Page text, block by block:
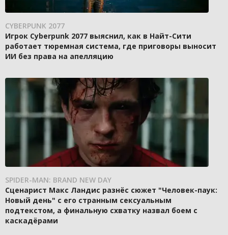
CYBERPUNK 2077
Игрок Cyberpunk 2077 выяснил, как в Найт-Сити
работает тюремная система, где приговоры выносит
ИИ без права на апелляцию
SPIDER-MAN: BRAND NEW DAY
Сценарист Макс Ландис разнёс сюжет "Человек-паук:
Новый день" с его странным сексуальным
подтекстом, а финальную схватку назвал боем с
каскадёрами